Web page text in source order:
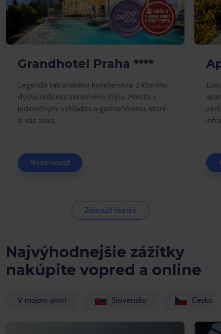
Grandhotel Praha ****
Legenda tatranského hotelierstva, z ktorého
dýcha noblesa secesného štýlu. Miesto s
jedinečnými výhľadmi a gastronómiou, ktoré
si vás získa.
Rezervovať
Zobraziť všetko
Najvýhodnejšie zážitky
nakúpite vopred a online
V mojom okolí Slovensko Česko